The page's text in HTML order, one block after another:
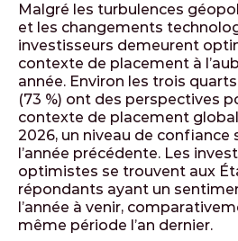
Malgré les turbulences
et les changements
investisseurs demeurent
contexte de placement à
année. Environ les trois
(73 %) ont des perspectives
contexte de placement global
2026, un niveau de confiance
l’année précédente. Les
optimistes se trouvent aux
répondants ayant un
l’année à venir,
même période l’an dernier.